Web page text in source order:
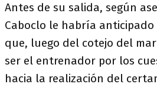
Antes de su salida, según
Caboclo le habría anticipado
que, luego del cotejo del
ser el entrenador por los
hacia la realización del